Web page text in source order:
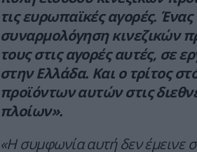
τις ευρωπαϊκές αγορές.
συναρμολόγηση κινεζικών
τους στις αγορές αυτές, σε
στην Ελλάδα. Και ο τρίτος
προϊόντων αυτών στις
πλοίων».
«Η συμφωνία αυτή δεν έμεινε